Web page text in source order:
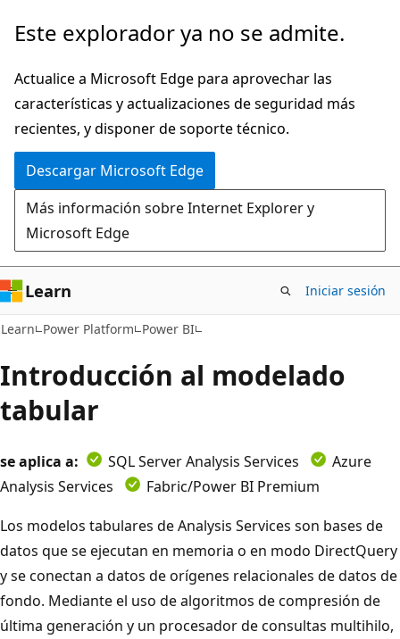
Ir
contenido
principal
Este explorador ya no se admite.
Actualice a Microsoft Edge para aprovechar las
características y actualizaciones de seguridad más
recientes, y disponer de soporte técnico.
Descargar Microsoft Edge
Más información sobre Internet Explorer y
Microsoft Edge
Learn Iniciar sesión
Learn Power Platform Power BI
Introducción al modelado
tabular
se aplica a: SQL Server Analysis Services
Azure
Analysis Services
Fabric/Power BI Premium
Los modelos tabulares de Analysis Services son bases de
datos que se ejecutan en memoria o en modo DirectQuery
y se conectan a datos de orígenes relacionales de datos de
fondo. Mediante el uso de algoritmos de compresión de
última generación y un procesador de consultas multihilo,